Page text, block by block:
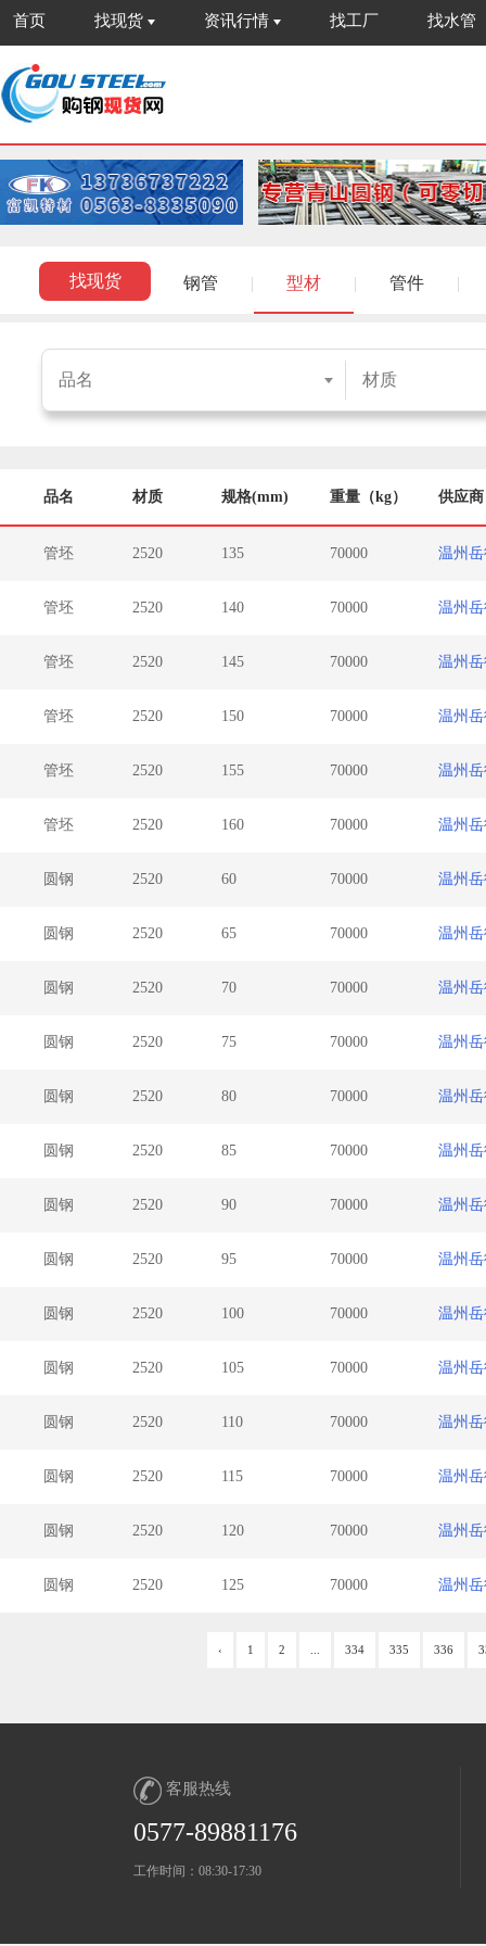
首页 找现货 资讯行情 找工厂 找水管
找现货 钢管 | 型材 | 管件 |
品名 材质 规格(mm) 重量（kg） 供应
管坯 2520 135 70000 温州
管坯 2520 140 70000 温州
管坯 2520 145 70000 温州
管坯 2520 150 70000 温州
管坯 2520 155 70000 温州
管坯 2520 160 70000 温州
圆钢 2520 60 70000 温州
圆钢 2520 65 70000 温州
圆钢 2520 70 70000 温州
圆钢 2520 75 70000 温州
圆钢 2520 80 70000 温州
圆钢 2520 85 70000 温州
圆钢 2520 90 70000 温州
圆钢 2520 95 70000 温州
圆钢 2520 100 70000 温州
圆钢 2520 105 70000 温州
圆钢 2520 110 70000 温州
圆钢 2520 115 70000 温州
圆钢 2520 120 70000 温州
圆钢 2520 125 70000 温州
‹ 1 2 334 335 336
客服热线
0577-89881176
工作时间：08:30-17:30